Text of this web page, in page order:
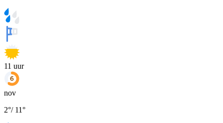
11 uur
nov
2°/ 11°